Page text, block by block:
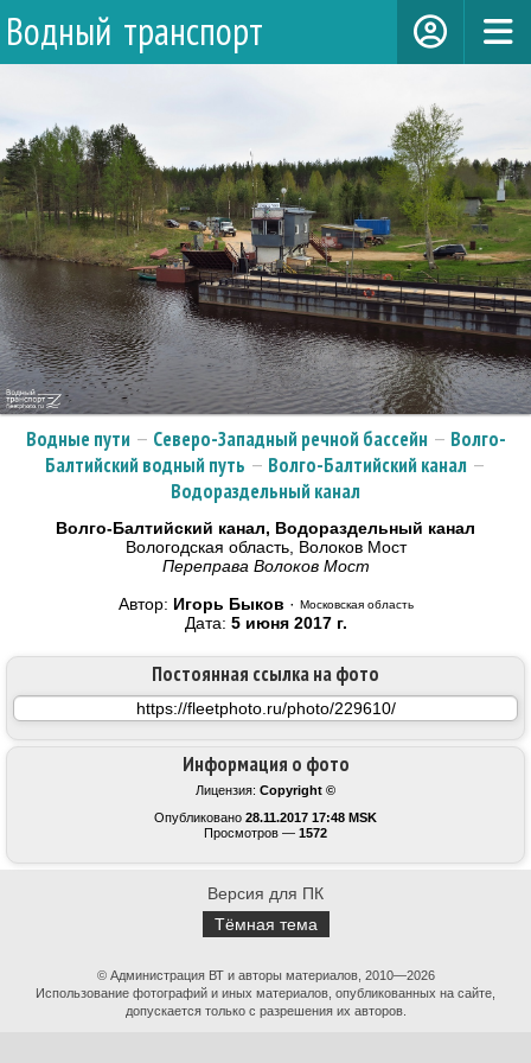
Водный транспорт
Водные пути — Северо-Западный речной бассейн — Волго-
Балтийский водный путь — Волго-Балтийский канал —
Водораздельный канал
Волго-Балтийский канал, Водораздельный канал
Вологодская область, Волоков Мост
Переправа Волоков Мост
Автор: Игорь Быков · Московская область
Дата: 5 июня 2017 г.
Информация о фото
Лицензия: Copyright ©
Опубликовано 28.11.2017 17:48 MSK
Просмотров — 1572
Постоянная ссылка на фото
Версия для ПК
Тёмная тема
© Администрация ВТ и авторы материалов, 2010—2026
Использование фотографий и иных материалов, опубликованных на сайте,
допускается только с разрешения их авторов.